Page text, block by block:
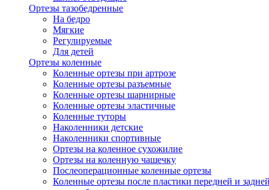
Ортезы тазобедренные
На бедро
Мягкие
Регулируемые
Для детей
Ортезы коленные
Коленные ортезы при артрозе
Коленные ортезы разъемные
Коленные ортезы шарнирные
Коленные ортезы эластичные
Коленные туторы
Наколенники детские
Наколенники спортивные
Ортезы на коленное сухожилие
Ортезы на коленную чашечку
Послеоперационные коленные ортезы
Коленные ортезы после пластики передней и